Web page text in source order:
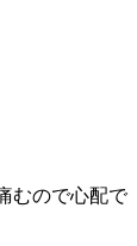
むので心配で